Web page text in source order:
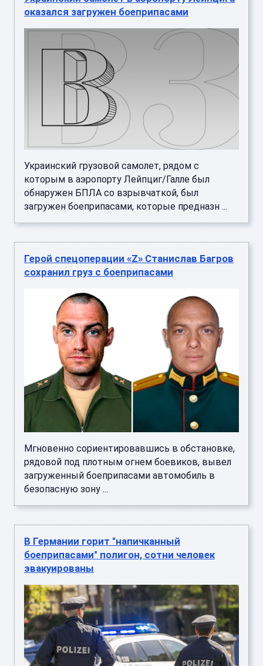
оказался загружен боеприпасами
Украинский грузовой самолет, рядом с
которым в аэропорту Лейпциг/Галле был
обнаружен БПЛА со взрывчаткой, был
загружен боеприпасами, которые предназн ...
Герой спецоперации «Z» Станислав Багров
сохранил груз с боеприпасами
Мгновенно сориентировавшись в обстановке,
рядовой под плотным огнем боевиков, вывел
загруженный боеприпасами автомобиль в
безопасную зону ...
В Германии горит "напичканный
боеприпасами" полигон, сотни человек
эвакуированы